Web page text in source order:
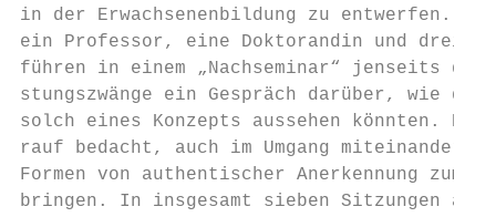
in der Erwachsenenbildung zu entwerfen.
ein Professor, eine Doktorandin und drei
führen in einem „Nachseminar“ jenseits
stungszwänge ein Gespräch darüber, wie
solch eines Konzepts aussehen könnten.
rauf bedacht, auch im Umgang miteinander
Formen von authentischer Anerkennung zum
bringen. In insgesamt sieben Sitzungen an